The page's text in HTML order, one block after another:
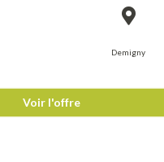
Demigny
Voir l'offre